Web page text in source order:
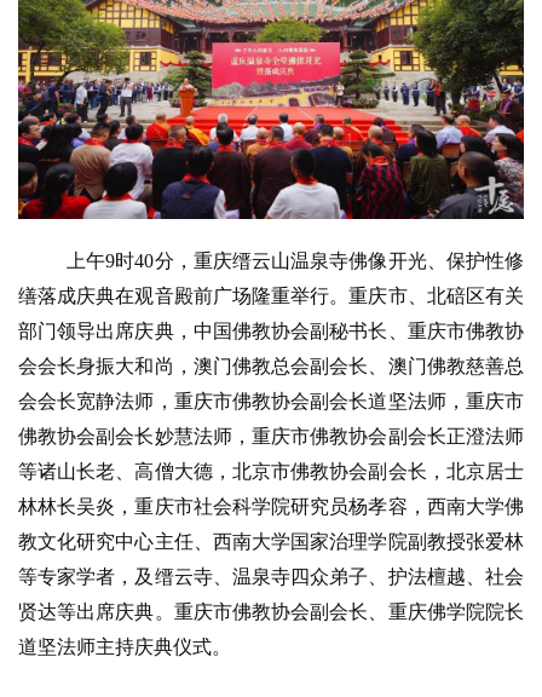
上午9时40分，重庆缙云山温泉寺佛像开光、保护性修
缮落成庆典在观音殿前广场隆重举行。重庆市、北碚区有关
部门领导出席庆典，中国佛教协会副秘书长、重庆市佛教协
会会长身振大和尚，澳门佛教总会副会长、澳门佛教慈善总
会会长宽静法师，重庆市佛教协会副会长道坚法师，重庆市
佛教协会副会长妙慧法师，重庆市佛教协会副会长正澄法师
等诸山长老、高僧大德，北京市佛教协会副会长，北京居士
林林长吴炎，重庆市社会科学院研究员杨孝容，西南大学佛
教文化研究中心主任、西南大学国家治理学院副教授张爱林
等专家学者，及缙云寺、温泉寺四众弟子、护法檀越、社会
贤达等出席庆典。重庆市佛教协会副会长、重庆佛学院院长
道坚法师主持庆典仪式。